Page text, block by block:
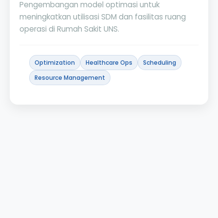
Pengembangan model optimasi untuk
meningkatkan utilisasi SDM dan fasilitas ruang
operasi di Rumah Sakit UNS.
Optimization Healthcare Ops
Scheduling
Resource Management